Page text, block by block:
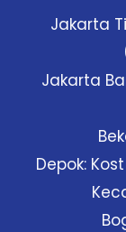
Jakarta
Jakarta
Depok: